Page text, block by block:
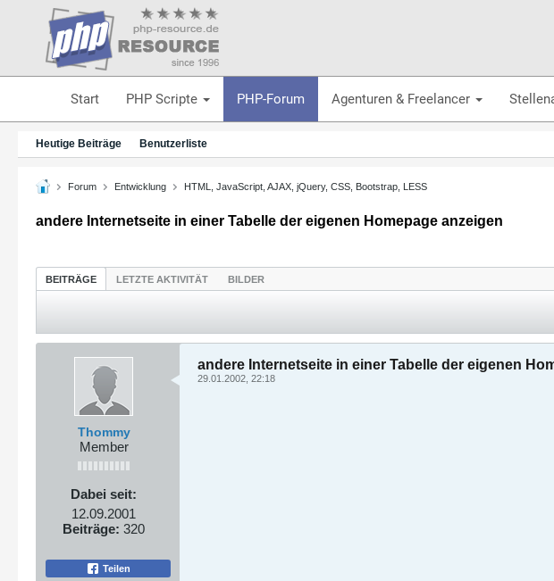
Start PHP Scripte PHP-Forum Agenturen & Freelancer
Heutige Beiträge Benutzerliste
Forum Entwicklung HTML, JavaScript, AJAX, jQuery, CSS, Bootstrap, LESS
andere Internetseite in einer Tabelle der eigenen Homepage anzeigen
BEITRÄGE LETZTE AKTIVITÄT BILDER
Thommy
Member
Dabei seit:
12.09.2001
Beiträge: 320
Teilen
andere Internetseite in einer Tabelle der eigenen
29.01.2002, 22:18